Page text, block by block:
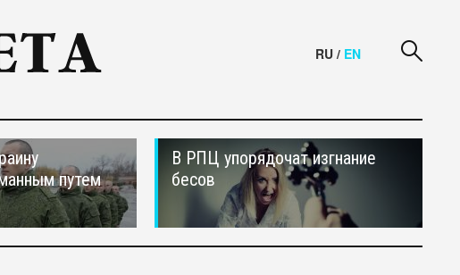
RU / EN
путем
В РПЦ упорядочат изгнание
бесов